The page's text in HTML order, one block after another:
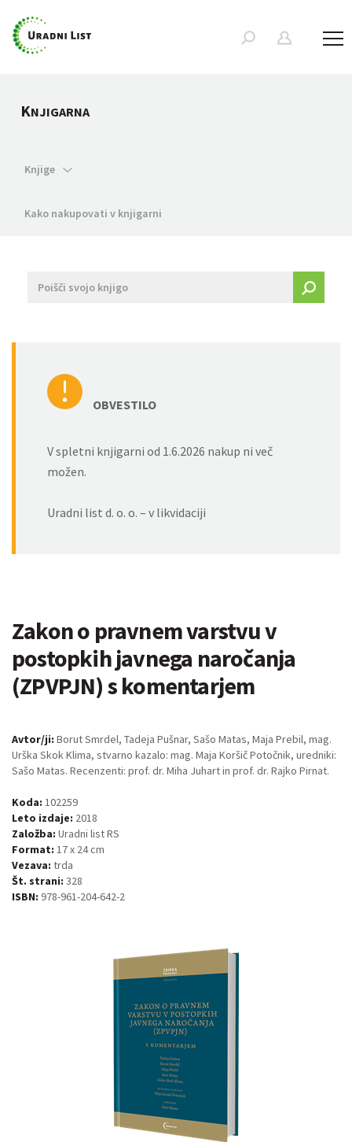
KNJIGARNA
Knjige
Kako nakupovati v knjigarni
OBVESTILO
V spletni knjigarni od 1.6.2026 nakup ni več
možen.
Uradni list d. o. o. – v likvidaciji
Zakon o pravnem varstvu v
postopkih javnega naročanja
(ZPVPJN) s komentarjem
Avtor/ji: Borut Smrdel, Tadeja Pušnar, Sašo Matas, Maja Prebil, mag.
Urška Skok Klima, stvarno kazalo: mag. Maja Koršič Potočnik, uredniki:
Sašo Matas. Recenzenti: prof. dr. Miha Juhart in prof. dr. Rajko Pirnat.
Koda: 102259
Leto izdaje: 2018
Založba: Uradni list RS
Format: 17 x 24 cm
Vezava: trda
Št. strani: 328
ISBN: 978-961-204-642-2